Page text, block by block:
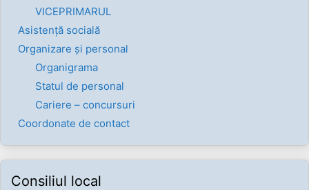
VICEPRIMARUL
Asistență socială
Organizare și personal
Organigrama
Statul de personal
Cariere – concursuri
Coordonate de contact
Consiliul local